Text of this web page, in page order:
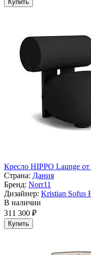
Купить
Кресло HIPPO Launge от
Страна: Дания
Бренд: Norr11
Дизайнер: Kristian Sofus
В наличии
311 300 ₽
Купить